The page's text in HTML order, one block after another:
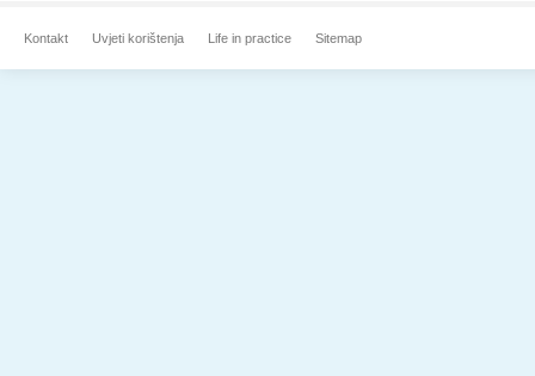
Kontakt Uvjeti korištenja Life in practice Sitemap